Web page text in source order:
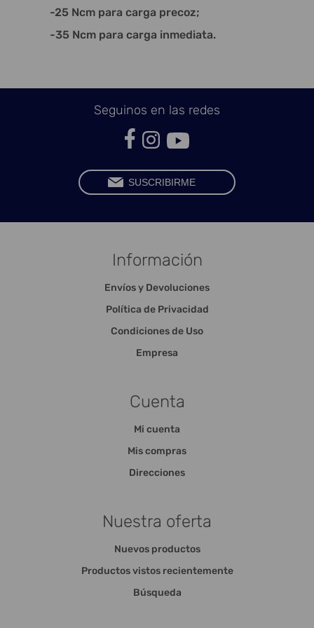
-25 Ncm para carga precoz;
-35 Ncm para carga inmediata.
Seguinos en las redes
Información
Envíos y Devoluciones
Política de Privacidad
Condiciones de Uso
Empresa
Cuenta
Mi cuenta
Mis compras
Direcciones
Nuestra oferta
Nuevos productos
Productos vistos recientemente
Búsqueda